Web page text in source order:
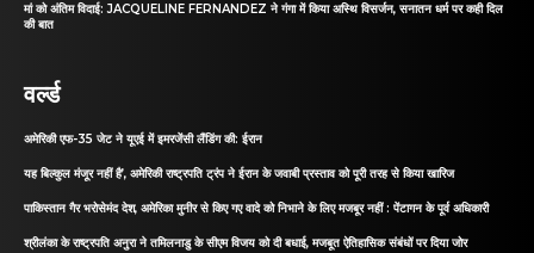
मां को अंतिम विदाई: JACQUELINE FERNANDEZ ने गंगा में किया अस्थि विसर्जन, सनातन धर्म पर कही दिल
की बात
वर्ल्ड
अमेरिकी एफ-35 जेट ने यूएई में इमरजेंसी लैंडिंग की: ईरान
यह बिल्कुल मंजूर नहीं है’, अमेरिकी राष्ट्रपति ट्रंप ने ईरान के जवाबी प्रस्ताव को पूरी तरह से किया खारिज
पाकिस्तान गैर भरोसेमंद देश, अमेरिका मुनीर से किए गए वादे को निभाने के लिए मजबूर नहीं : पेंटागन के पूर्व अधिकारी
श्रीलंका के राष्ट्रपति अनुरा ने तमिलनाडु के सीएम विजय को दी बधाई, मजबूत ऐतिहासिक संबंधों पर दिया जोर